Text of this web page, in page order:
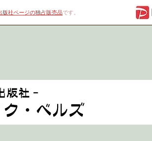
版社ページの独占販売品です。